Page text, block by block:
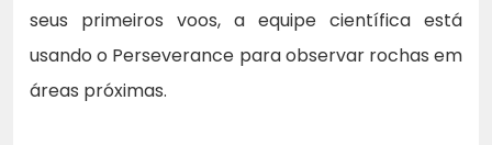
seus primeiros voos, a equipe científica está
usando o Perseverance para observar rochas em
áreas próximas.